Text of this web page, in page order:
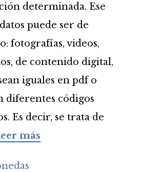
determinada. Ese
puede ser de
fotografías, videos,
de contenido digital,
iguales en pdf o
diferentes códigos
Es decir, se trata de
más